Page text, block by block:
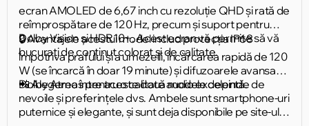
ecran AMOLED de 6,67 inch cu rezoluție QHD și rată de
reîmprospătare de 120 Hz, precum și suport pentru
Dolby Vision și HDR10+. Acest ecran vă permite să vă
bucurați de conținut colorat și de calitate.
🔒 Avantajele acestui model includ protecția IP68
împotriva prafului și a umezelii, încărcarea rapidă de 120
W (se încarcă în doar 19 minute) și difuzoarele avansate
Dolby Atmos pentru o calitate audio excelentă.
📲 Alegerea între aceste două modele depinde de
nevoile și preferințele dvs. Ambele sunt smartphone-uri
puternice și elegante, și sunt deja disponibile pe site-ul